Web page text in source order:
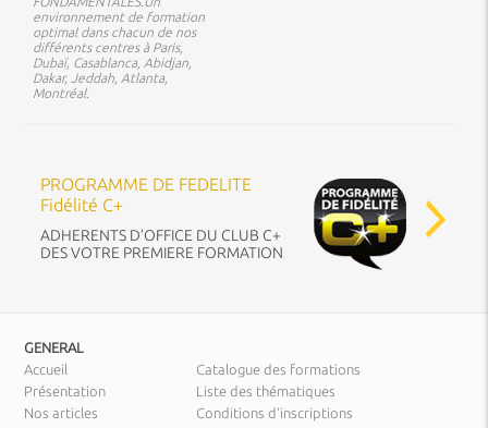
environnement de formation
optimal dans chacun de nos
différents centres à Paris,
Dubaï, Casablanca, Abidjan,
Dakar, Jeddah, Atlanta,
Montréal.
PROGRAMME DE FEDELITE
Fidélité C+
ADHERENTS D’OFFICE DU CLUB C+
DES VOTRE PREMIERE FORMATION
GENERAL
Accueil
Présentation
Nos articles
Catalogue des formations
Liste des thématiques
Conditions d’inscriptions